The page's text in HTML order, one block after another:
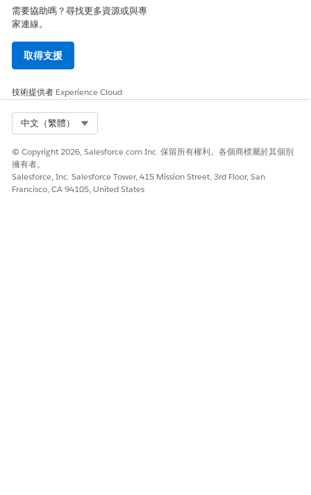
需要協助嗎？尋找更多資源或與專
家連線。
取得支援
技術提供者 Experience Cloud
中文（繁體）
© Copyright 2026, Salesforce.com Inc. 保留所有權利。各個商標屬於其個別
擁有者。
Salesforce, Inc. Salesforce Tower, 415 Mission Street, 3rd Floor, San
Francisco, CA 94105, United States